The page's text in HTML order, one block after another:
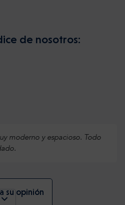
de nosotros:
moderno y espacioso. Todo
su opinión